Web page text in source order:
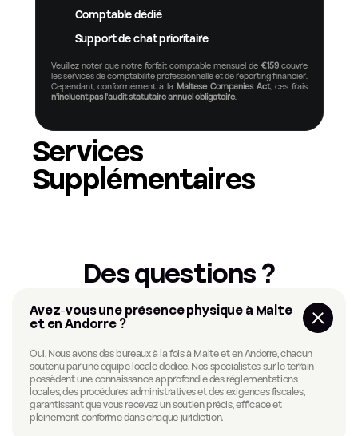
Comptable dédié
Support de chat prioritaire
Veuillez noter que notre forfait comptable mensuel de €159 couvre
les services de comptabilité professionnelle et de reporting financier.
Cependant, conformément à la Maltese Companies Act
, ces frais
n'incluent pas l'audit statutaire annuel obligatoire.
Services
Supplémentaires
Des questions ?
Avez-vous une présence physique à Malte
et en Andorre ?
Oui. Nous avons des bureaux à la fois à Malte et en Andorre, chacun
soutenu par une équipe locale dédiée. Nos spécialistes sur le terrain
possèdent une connaissance approfondie des réglementations
locales, des procédures administratives et des exigences fiscales,
garantissant que vous recevez un soutien précis, efficace et
pleinement conforme dans chaque juridiction.